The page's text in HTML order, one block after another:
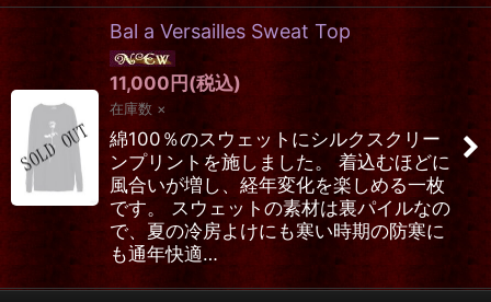
Bal a Versailles Sweat Top
11,000 円 (税込)
在庫数 ×
綿100％のスウェットにシルクスクリー
ンプリントを施しました。 着込むほどに
風合いが増し、経年変化を楽しめる一枚
です。 スウェットの素材は裏パイルなの
で、夏の冷房よけにも寒い時期の防寒に
も通年快適…